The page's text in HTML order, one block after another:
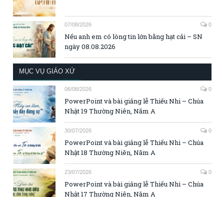
07/08/2026 0
Nếu anh em có lòng tin lớn bằng hạt cải – SN
ngày 08.08.2026
MỤC VỤ GIÁO XỨ
06/08/2026 0
PowerPoint và bài giảng lễ Thiếu Nhi – Chúa
Nhật 19 Thường Niên, Năm A
30/07/2026 0
PowerPoint và bài giảng lễ Thiếu Nhi – Chúa
Nhật 18 Thường Niên, Năm A
23/07/2026 0
PowerPoint và bài giảng lễ Thiếu Nhi – Chúa
Nhật 17 Thường Niên, Năm A